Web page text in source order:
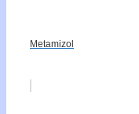
Metamizol